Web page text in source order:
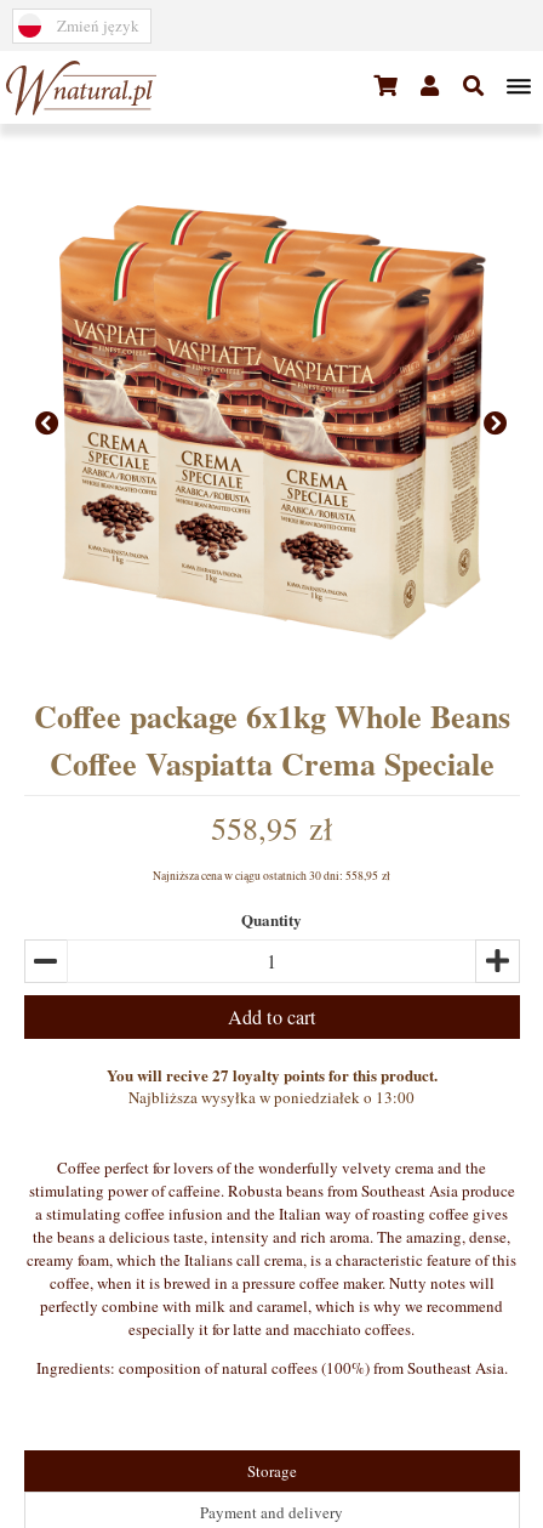
Zmień język
Bestsellers
Bargain
Horeca/Office
Porcelain
Gifts
Coffee package 6x1kg Whole Beans
Coffee Vaspiatta Crema Speciale
558,95 zł
Najniższa cena w ciągu ostatnich 30 dni: 558,95 zł
Quantity
Add to cart
You will recive 27 loyalty points for this product.
Najbliższa wysyłka w poniedziałek o 13:00
Coffee perfect for lovers of the wonderfully velvety crema and the
stimulating power of caffeine. Robusta beans from Southeast Asia produce
a stimulating coffee infusion and the Italian way of roasting coffee gives
the beans a delicious taste, intensity and rich aroma. The amazing, dense,
creamy foam, which the Italians call crema, is a characteristic feature of this
coffee, when it is brewed in a pressure coffee maker. Nutty notes will
perfectly combine with milk and caramel, which is why we recommend
especially it for latte and macchiato coffees.
Ingredients: composition of natural coffees (100%) from Southeast Asia.
Storage
Payment and delivery